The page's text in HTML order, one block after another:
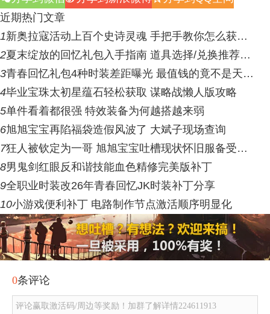
近期热门文章
1新奥拉寇活动上百个史诗灵魂 手把手教你怎么获…
2夏末绽放的回忆礼包入手指南 道具选择/兑换推荐…
3青春回忆礼包4种时装差距曝光 最值钱的竟不是天…
4毕业宝珠太初星蕴石轻松获取 谋略战懒人版攻略
5单件看着都很强 特效装备为何越搭越来弱
6旭旭宝宝再陷福袋造假风波了 大斌子现场查询
7狂人被钦定为一哥 旭旭宝宝吐槽现状怀旧服备受…
8男鬼剑红眼反和谐技能血色精修完美版补丁
9全职业时装改26年青春回忆JK时装补丁分享
10小游戏便利补丁 电路制作节点激活顺序明显化
0条评论
评论赢取激活码/周边等奖励！加群了解详情224611913